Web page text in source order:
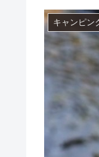
キャンピン